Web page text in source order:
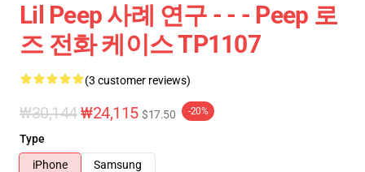
Lil Peep 사례 연구 - - - Peep 로
즈 전화 케이스 TP1107
(3 customer reviews)
₩30,144₩24,115 $17.50 -20%
Type
iPhone
Samsung